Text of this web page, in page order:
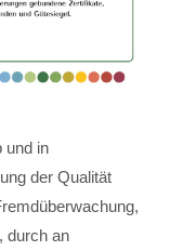
und in
der Qualität
durch an